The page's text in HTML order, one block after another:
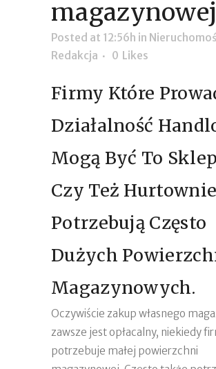
magazynowej
Posted at 12:56h in
Redakcja
0 Likes
Firmy Które
Działalność
Mogą Być To
Czy Też Hurtownie
Potrzebują Często
Dużych
Magazynowych.
Oczywiście zakup własnego
zawsze jest opłacalny, niekiedy
potrzebuje małej powierzchni